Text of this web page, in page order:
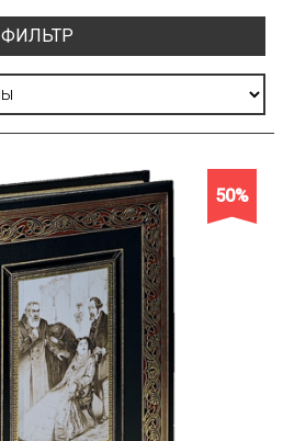
ФИЛЬТР
50%